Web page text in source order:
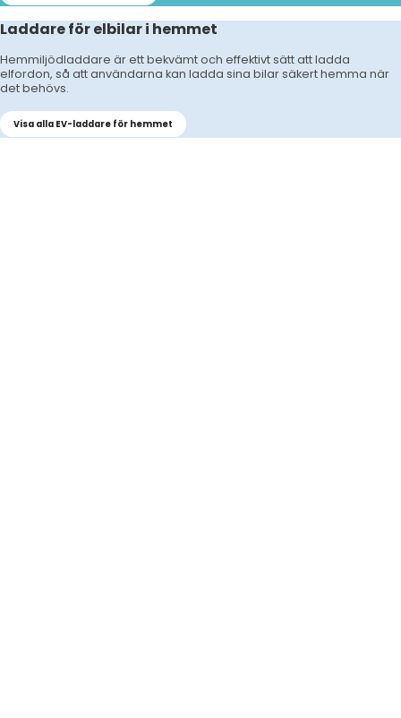
Laddare för elbilar i hemmet
Hemmiljödladdare är ett bekvämt och effektivt sätt att ladda
elfordon, så att användarna kan ladda sina bilar säkert hemma när
det behövs.
Visa alla EV-laddare för hemmet